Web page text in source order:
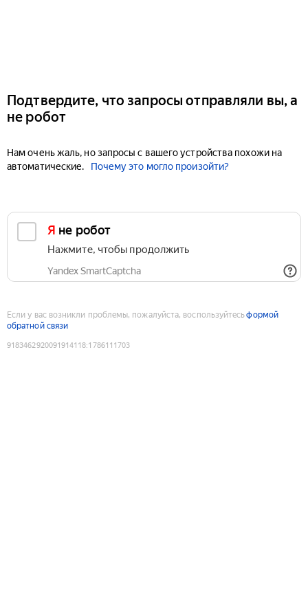
Подтвердите, что запросы отправляли вы, а
не робот
Нам очень жаль, но запросы с вашего устройства похожи на
автоматические.
Почему это могло произойти?
Я не робот
Нажмите, чтобы продолжить
Yandex SmartCaptcha
Если у вас возникли проблемы, пожалуйста, воспользуйтесьформой
обратной связи
9183462920091914118:1786111703